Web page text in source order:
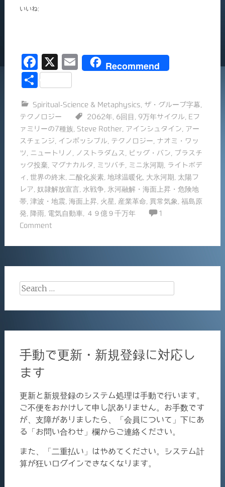
いいね:
F
a
e
b
o
o
k
X
E
l
Recommend
共
Spiritual-Science & Metaphysics ザ・グループ字幕
テクノロジー
2062年, 6回目 9万年サイクル
Eフ
ァミリーの7種族
Steve Rother, アインシュタイン
アー
スチェンジ
インポッシブル テクノロジー
ナオミ・ワッ
ツ
ニュートリノ ノストラダムス ビッグ・バン
プラスチ
ック投棄, マグナカルタ ミツバチ ミニ氷河期
ライトボデ
ィ
世界の終末 二酸化炭素, 地球温暖化 大氷河期
太陽フ
レア 奴隷解放宣言, 水戦争
氷河融解・海面上昇・危険地
帯 津波・地震 海面上昇, 火星 産業革命 異常気象
福島原
発
降雨, 電気自動車 ４９億９千万年
1
Comment
Search
手動で更新・新規登録に対応し
ます
更新と新規登録のシステム処理は手動で行います。
ご不便をおかけして申し訳ありません。お手数です
が、支障がありましたら、「会員について」下にあ
る「お問い合わせ」欄からご連絡ください。
また、「二重払い」はやめてください。システム計
算が狂いログインできなくなります。